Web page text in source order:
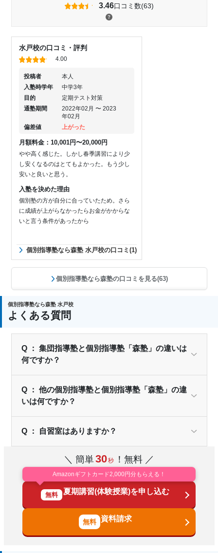
3.46口コミ数(63)
水戸校の口コミ・評判
4.00
投稿者
本人
入塾時学年
中学3年
目的
定期テスト対策
通塾期間
2022年02月 〜 2023
年02月
偏差値
上がった
月額料金：10,001円〜20,000円
やや高く感じた。しかし春季講習により少
し安くなるのはとてもよかった。もう少し
安いと良いと思う。
入塾を決めた理由
個別塾の方が自分に合っていたため。さら
に成績が上がらなかったらお金がかからな
いと言う条件があったから
個別指導塾なら森塾 水戸校の口コミ(1)
個別指導塾なら森塾の口コミを見る(63)
個別指導塾なら森塾 水戸校
よくある質問
Q ： 集団指導塾と個別指導塾「森塾」の違いは
何ですか？
Q ： 他の個別指導塾と個別指導塾「森塾」の違
いは何ですか？
Q ： 自習室はありますか？
＼ 簡単30秒 ！無料 ／
Amazonギフトカード2,000円分もらえる！
無料 夏期講習(体験授業)を申し込む
資料請求